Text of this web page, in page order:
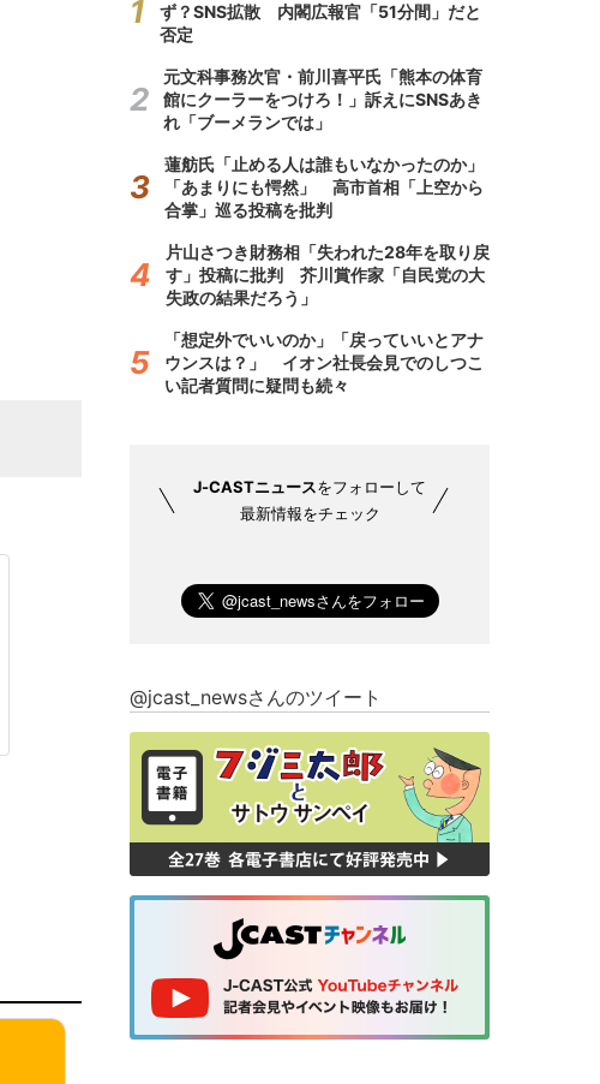
ず？SNS拡散 内閣広報官「51分間」だと
否定
元文科事務次官・前川喜平氏「熊本の体育
館にクーラーをつけろ！」訴えにSNSあき
れ「ブーメランでは」
蓮舫氏「止める人は誰もいなかったのか」
「あまりにも愕然」 高市首相「上空から
合掌」巡る投稿を批判
片山さつき財務相「失われた28年を取り戻
す」投稿に批判 芥川賞作家「自民党の大
失政の結果だろう」
「想定外でいいのか」「戻っていいとアナ
ウンスは？」 イオン社長会見でのしつこ
い記者質問に疑問も続々
J-CASTニュースをフォローして
最新情報をチェック
@jcast_newsさんのツイート